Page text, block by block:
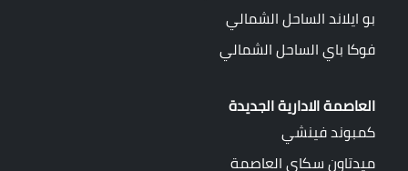
بو ايلاند الساحل الشمالي
فوكا باي الساحل الشمالي
العاصمة الادارية الجديدة
كمبوند فينشي
ميدتاون سكاي العاصمة